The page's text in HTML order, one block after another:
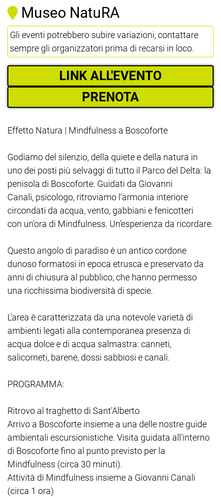
Museo NatuRA
Gli eventi potrebbero subire variazioni, contattare
sempre gli organizzatori prima di recarsi in loco.
LINK ALL'EVENTO
PRENOTA
Effetto Natura | Mindfulness a Boscoforte
Godiamo del silenzio, della quiete e della natura in
uno dei posti più selvaggi di tutto il Parco del Delta: la
penisola di Boscoforte. Guidati da Giovanni
Canali, psicologo, ritroviamo l’armonia interiore
circondati da acqua, vento, gabbiani e fenicotteri
con un'ora di Mindfulness. Un’esperienza da ricordare.
Questo angolo di paradiso è un antico cordone
dunoso formatosi in epoca etrusca e preservato da
anni di chiusura al pubblico, che hanno permesso
una ricchissima biodiversità di specie.
L'area è caratterizzata da una notevole varietà di
ambienti legati alla contemporanea presenza di
acqua dolce e di acqua salmastra: canneti,
salicorneti, barene, dossi sabbiosi e canali.
PROGRAMMA:
Ritrovo al traghetto di Sant'Alberto
Arrivo a Boscoforte insieme a una delle nostre guide
ambientali escursionistiche. Visita guidata all'interno
di Boscoforte fino al punto previsto per la
Mindfulness (circa 30 minuti).
Attività di Mindfulness insieme a Giovanni Canali
(circa 1 ora)